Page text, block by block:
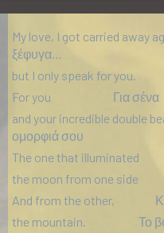
My love, I got carried away
ξέφυγα…
but I only speak for you.
For you Για σένα
and your incredible double
ομορφιά σου
The one that illuminated
the moon from one side
And from the other, Κι
the mountain. Το